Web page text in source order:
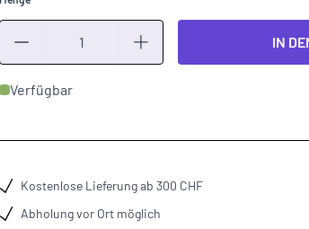
IN
Verfügbar
Kostenlose Lieferung ab 300 CHF
Abholung vor Ort möglich